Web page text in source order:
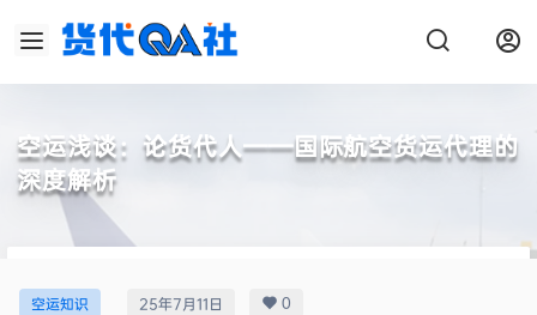
空运浅谈：论货代人——国际航空货运代理的
深度解析
空运知识 25年7月11日 0